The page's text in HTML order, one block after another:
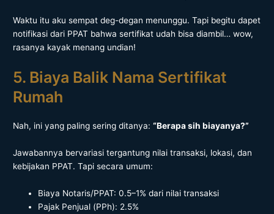
Waktu itu aku sempat deg-degan menunggu. Tapi begitu dapet
notifikasi dari PPAT bahwa sertifikat udah bisa diambil… wow,
rasanya kayak menang undian!
5. Biaya Balik Nama Sertifikat
Rumah
Nah, ini yang paling sering ditanya:“Berapa sih biayanya?”
Jawabannya bervariasi tergantung nilai transaksi, lokasi, dan
kebijakan PPAT. Tapi secara umum:
Biaya Notaris/PPAT: 0.5–1% dari nilai transaksi
Pajak Penjual (PPh): 2.5%